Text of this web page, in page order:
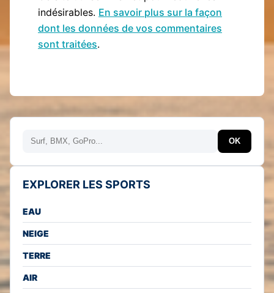
indésirables. En savoir plus sur la façon
dont les données de vos commentaires
sont traitées.
Rechercher OK
EXPLORER LES SPORTS
EAU
NEIGE
TERRE
AIR